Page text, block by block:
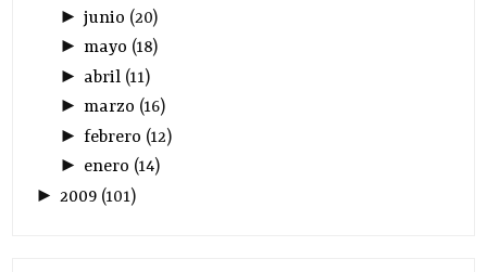
► junio (20)
► mayo (18)
► abril(11)
► marzo (16)
► febrero (12)
► enero (14)
► 2009 (101)